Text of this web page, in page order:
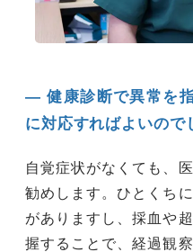
― 健康診断で異常を
に対応すればよいので
自覚症状がなくても、
勧めします。ひとくち
がありますし、採血や
握することで、経過観